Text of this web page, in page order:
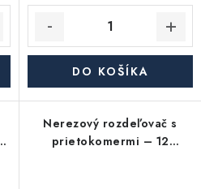
DO KOŠÍKA
Nerezový rozdeľovač s
prietokomermi – 12